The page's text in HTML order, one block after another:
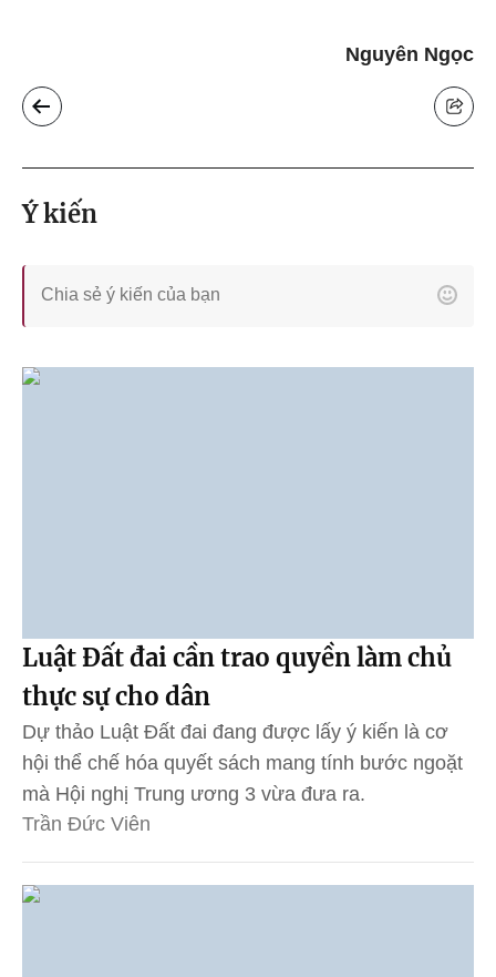
Nguyên Ngọc
Ý kiến
Luật Đất đai cần trao quyền làm chủ
thực sự cho dân
Dự thảo Luật Đất đai đang được lấy ý kiến là cơ
hội thể chế hóa quyết sách mang tính bước ngoặt
mà Hội nghị Trung ương 3 vừa đưa ra.
Trần Đức Viên